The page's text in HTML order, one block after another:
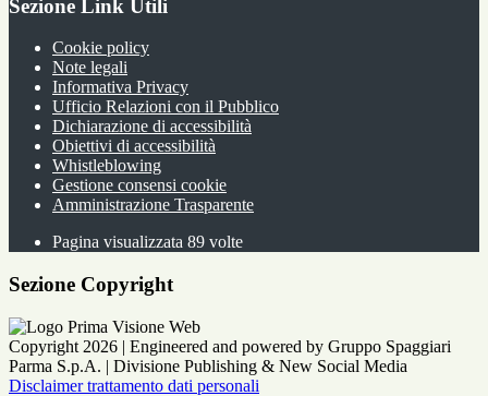
Sezione Link Utili
Cookie policy
Note legali
Informativa Privacy
Ufficio Relazioni con il Pubblico
Dichiarazione di accessibilità
Obiettivi di accessibilità
Whistleblowing
Gestione consensi cookie
Amministrazione Trasparente
Pagina visualizzata 89 volte
Sezione Copyright
Copyright 2026 | Engineered and powered by Gruppo Spaggiari
Parma S.p.A. | Divisione Publishing & New Social Media
Disclaimer trattamento dati personali